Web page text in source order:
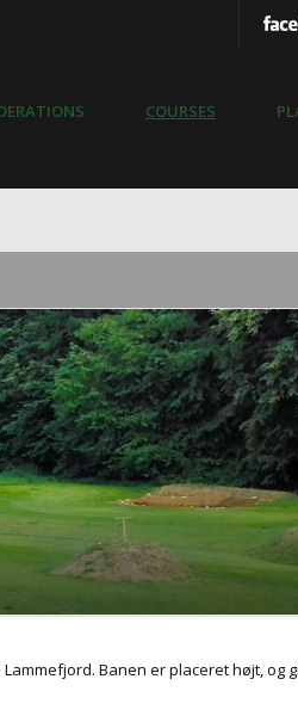
COURSES
Banen er placeret højt, og